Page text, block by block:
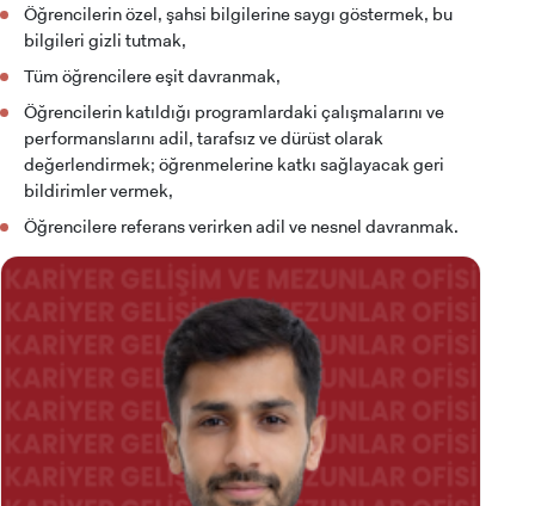
Öğrencilerin özel, şahsi bilgilerine saygı göstermek, bu
bilgileri gizli tutmak,
Tüm öğrencilere eşit davranmak,
Öğrencilerin katıldığı programlardaki çalışmalarını ve
performanslarını adil, tarafsız ve dürüst olarak
değerlendirmek; öğrenmelerine katkı sağlayacak geri
bildirimler vermek,
Öğrencilere referans verirken adil ve nesnel davranmak.